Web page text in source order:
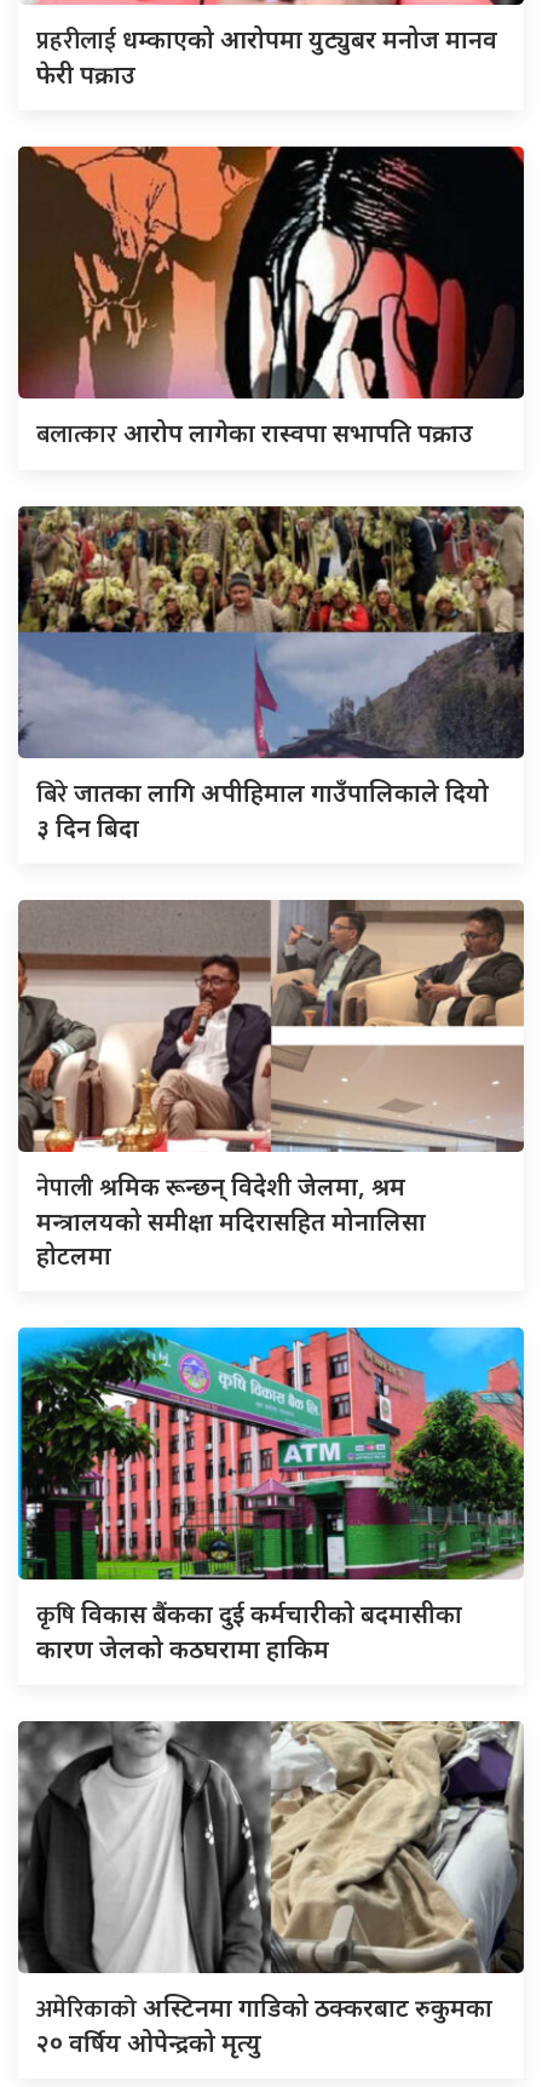
प्रहरीलाई धम्काएको आरोपमा युट्युबर मनोज मानव
फेरी पक्राउ
बलात्कारआरोप लागेका रास्वपा सभापति पक्राउ
बिरेजातका लागि अपीहिमाल गाउँपालिकाले दियो
३ दिन बिदा
नेपालीश्रमिक रून्छन् विदेशी जेलमा, श्रम
मन्त्रालयको समीक्षा मदिरासहित मोनालिसा
होटलमा
कृषिविकास बैंकका दुई कर्मचारीकाे बदमासीका
कारण जेलको कठघरामा हाकिम
अमेरिकाकोअस्टिनमा गाडिको ठक्करबाट रुकुमका
२० वर्षिय ओपेन्द्रको मृत्यु